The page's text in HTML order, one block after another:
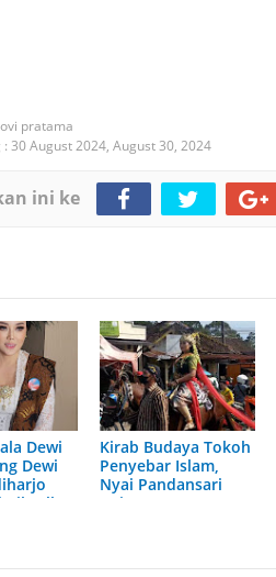
pratama
: 30 August 2024, August 30, 2024
ini ke
Dewi
Dewi
Pilwalkot
Kirab Budaya Tokoh
Penyebar Islam,
Nyai Pandansari
Boja